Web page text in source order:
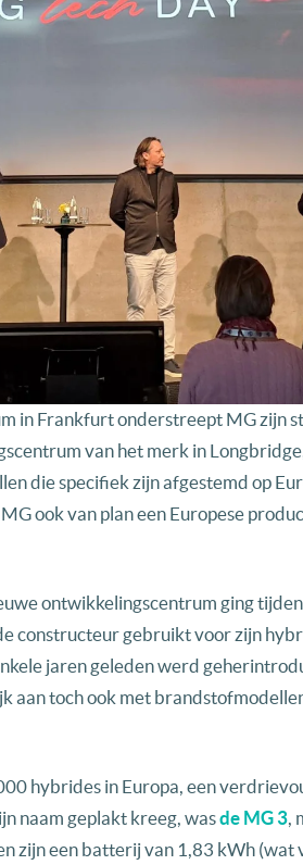
in Frankfurt onderstreept MG zijn
van het merk in
die specifiek zijn afgestemd op
ook van plan een Europese
ontwikkelingscentrum ging
constructeur gebruikt voor zijn
jaren geleden werd
aan toch ook met
hybrides in Europa, een
naam geplakt kreeg, wasde MG 3,
een batterij van 1,83 kWh (wat